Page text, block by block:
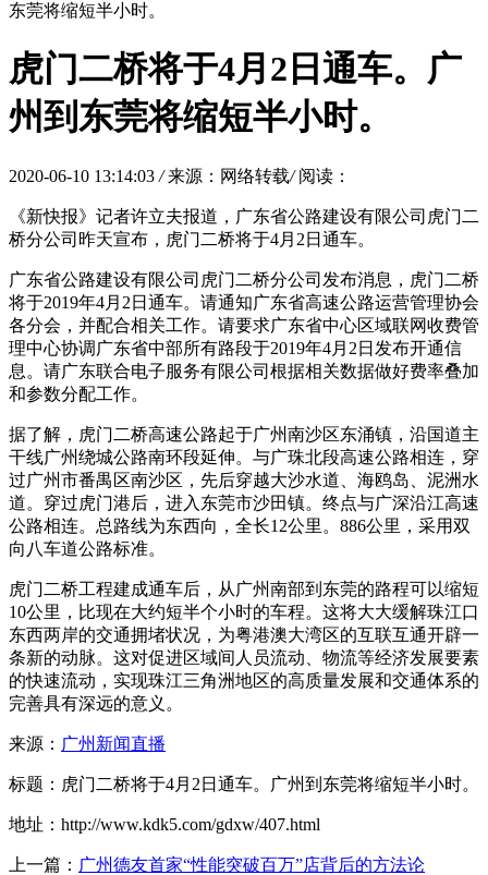
东莞将缩短半小时。
虎门二桥将于4月2日通车。广
州到东莞将缩短半小时。
2020-06-10 13:14:03 / 来源：网络转载/ 阅读：
《新快报》记者许立夫报道，广东省公路建设有限公司虎门二
桥分公司昨天宣布，虎门二桥将于4月2日通车。
广东省公路建设有限公司虎门二桥分公司发布消息，虎门二桥
将于2019年4月2日通车。请通知广东省高速公路运营管理协会
各分会，并配合相关工作。请要求广东省中心区域联网收费管
理中心协调广东省中部所有路段于2019年4月2日发布开通信
息。请广东联合电子服务有限公司根据相关数据做好费率叠加
和参数分配工作。
据了解，虎门二桥高速公路起于广州南沙区东涌镇，沿国道主
干线广州绕城公路南环段延伸。与广珠北段高速公路相连，穿
过广州市番禺区南沙区，先后穿越大沙水道、海鸥岛、泥洲水
道。穿过虎门港后，进入东莞市沙田镇。终点与广深沿江高速
公路相连。总路线为东西向，全长12公里。886公里，采用双
向八车道公路标准。
虎门二桥工程建成通车后，从广州南部到东莞的路程可以缩短
10公里，比现在大约短半个小时的车程。这将大大缓解珠江口
东西两岸的交通拥堵状况，为粤港澳大湾区的互联互通开辟一
条新的动脉。这对促进区域间人员流动、物流等经济发展要素
的快速流动，实现珠江三角洲地区的高质量发展和交通体系的
完善具有深远的意义。
来源： 广州新闻直播
标题：虎门二桥将于4月2日通车。广州到东莞将缩短半小时。
地址：http://www.kdk5.com/gdxw/407.html
上一篇： 广州德友首家“性能突破百万”店背后的方法论